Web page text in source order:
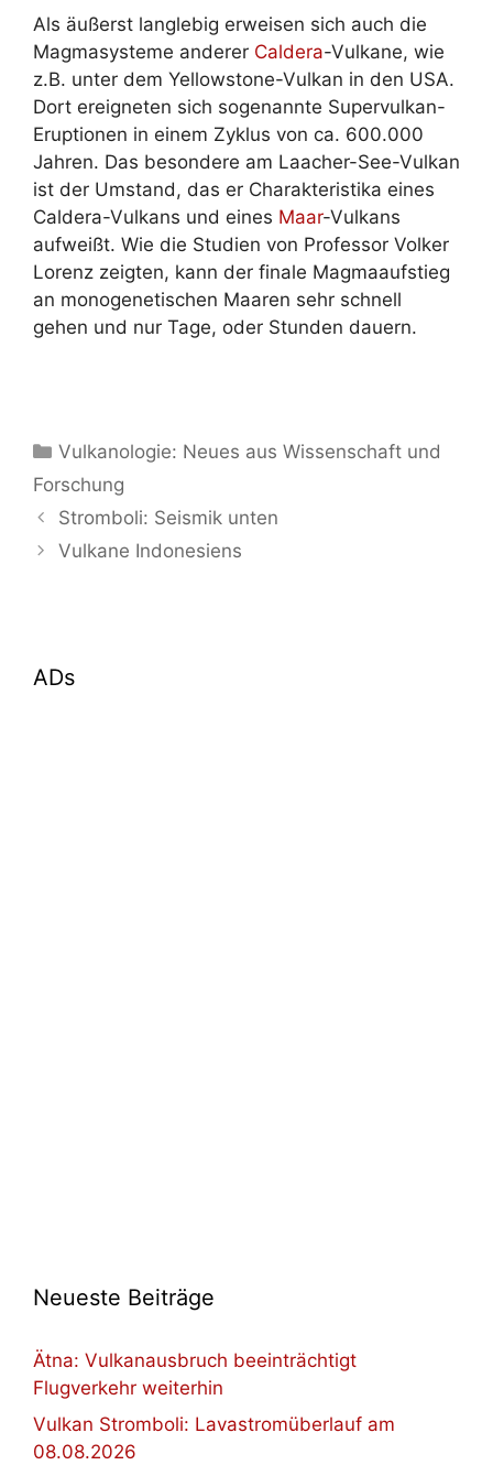
Als äußerst langlebig erweisen sich auch die
Magmasysteme anderer Caldera-Vulkane, wie
z.B. unter dem Yellowstone-Vulkan in den USA.
Dort ereigneten sich sogenannte Supervulkan-
Eruptionen in einem Zyklus von ca. 600.000
Jahren. Das besondere am Laacher-See-Vulkan
ist der Umstand, das er Charakteristika eines
Caldera-Vulkans und eines Maar-Vulkans
aufweißt. Wie die Studien von Professor Volker
Lorenz zeigten, kann der finale Magmaaufstieg
an monogenetischen Maaren sehr schnell
gehen und nur Tage, oder Stunden dauern.
Kategorien
Vulkanologie: Neues aus Wissenschaft und
Forschung
Stromboli: Seismik unten
Vulkane Indonesiens
ADs
Neueste Beiträge
Ätna: Vulkanausbruch beeinträchtigt
Flugverkehr weiterhin
Vulkan Stromboli: Lavastromüberlauf am
08.08.2026